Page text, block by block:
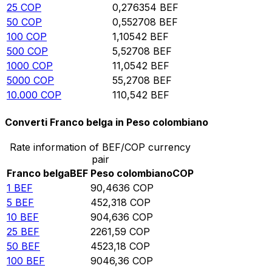
25 COP 0,276354 BEF
50 COP 0,552708 BEF
100 COP 1,10542 BEF
500 COP 5,52708 BEF
1000 COP 11,0542 BEF
5000 COP 55,2708 BEF
10.000 COP 110,542 BEF
Converti Franco belga in Peso colombiano
Rate information of BEF/COP currency
pair
Franco belgaBEF Peso colombianoCOP
1 BEF 90,4636 COP
5 BEF 452,318 COP
10 BEF 904,636 COP
25 BEF 2261,59 COP
50 BEF 4523,18 COP
100 BEF 9046,36 COP